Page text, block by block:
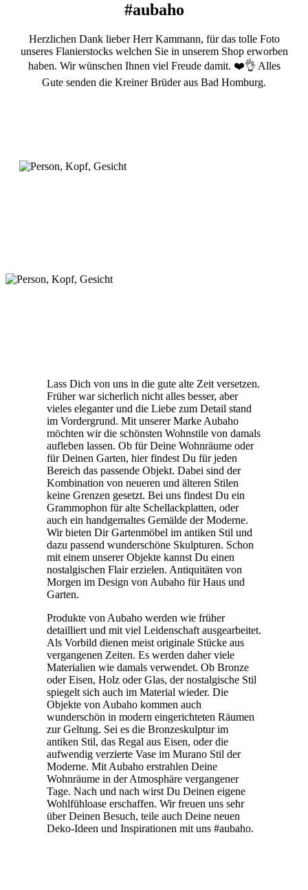
#aubaho
Herzlichen Dank lieber Herr Kammann, für das tolle Foto
unseres Flanierstocks welchen Sie in unserem Shop erworben
haben. Wir wünschen Ihnen viel Freude damit. ❤️👌 Alles
Gute senden die Kreiner Brüder aus Bad Homburg.
Lass Dich von uns in die gute alte Zeit versetzen.
Früher war sicherlich nicht alles besser, aber
vieles eleganter und die Liebe zum Detail stand
im Vordergrund. Mit unserer Marke Aubaho
möchten wir die schönsten Wohnstile von damals
aufleben lassen. Ob für Deine Wohnräume oder
für Deinen Garten, hier findest Du für jeden
Bereich das passende Objekt. Dabei sind der
Kombination von neueren und älteren Stilen
keine Grenzen gesetzt. Bei uns findest Du ein
Grammophon für alte Schellackplatten, oder
auch ein handgemaltes Gemälde der Moderne.
Wir bieten Dir Gartenmöbel im antiken Stil und
dazu passend wunderschöne Skulpturen. Schon
mit einem unserer Objekte kannst Du einen
nostalgischen Flair erzielen. Antiquitäten von
Morgen im Design von Aubaho für Haus und
Garten.
Produkte von Aubaho werden wie früher
detailliert und mit viel Leidenschaft ausgearbeitet.
Als Vorbild dienen meist originale Stücke aus
vergangenen Zeiten. Es werden daher viele
Materialien wie damals verwendet. Ob Bronze
oder Eisen, Holz oder Glas, der nostalgische Stil
spiegelt sich auch im Material wieder. Die
Objekte von Aubaho kommen auch
wunderschön in modern eingerichteten Räumen
zur Geltung. Sei es die Bronzeskulptur im
antiken Stil, das Regal aus Eisen, oder die
aufwendig verzierte Vase im Murano Stil der
Moderne. Mit Aubaho erstrahlen Deine
Wohnräume in der Atmosphäre vergangener
Tage. Nach und nach wirst Du Deinen eigene
Wohlfühloase erschaffen. Wir freuen uns sehr
über Deinen Besuch, teile auch Deine neuen
Deko-Ideen und Inspirationen mit uns #aubaho.